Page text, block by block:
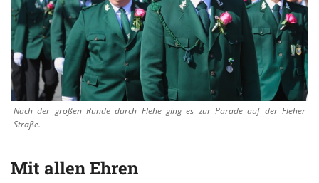
Nach der großen Runde durch Flehe ging es zur Parade auf der Fleher
Straße.
Mit allen Ehren